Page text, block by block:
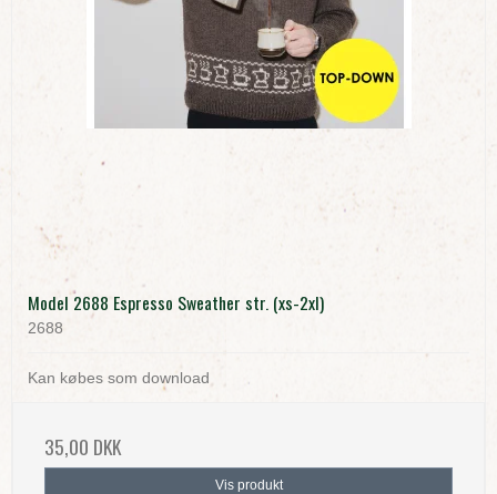
Model 2688 Espresso Sweather str. (xs-2xl)
2688
Kan købes som download
35,00 DKK
Vis produkt